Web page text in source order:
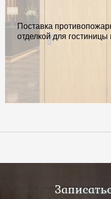
Поставка
отделкой для